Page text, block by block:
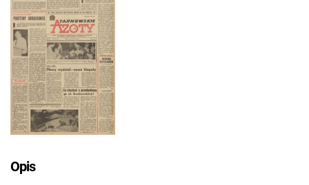
Feliksa Dzierżyńskiego. 1966, nr 2
Tarnowskie Azoty : Organ Samorządu
Robotniczego Zakładów Azotowych im.
Feliksa Dzierżyńskiego. 1966, nr 3
Tarnowskie Azoty : Organ Samorządu
Robotniczego Zakładów Azotowych im.
Feliksa Dzierżyńskiego. 1966, nr 4
Opis